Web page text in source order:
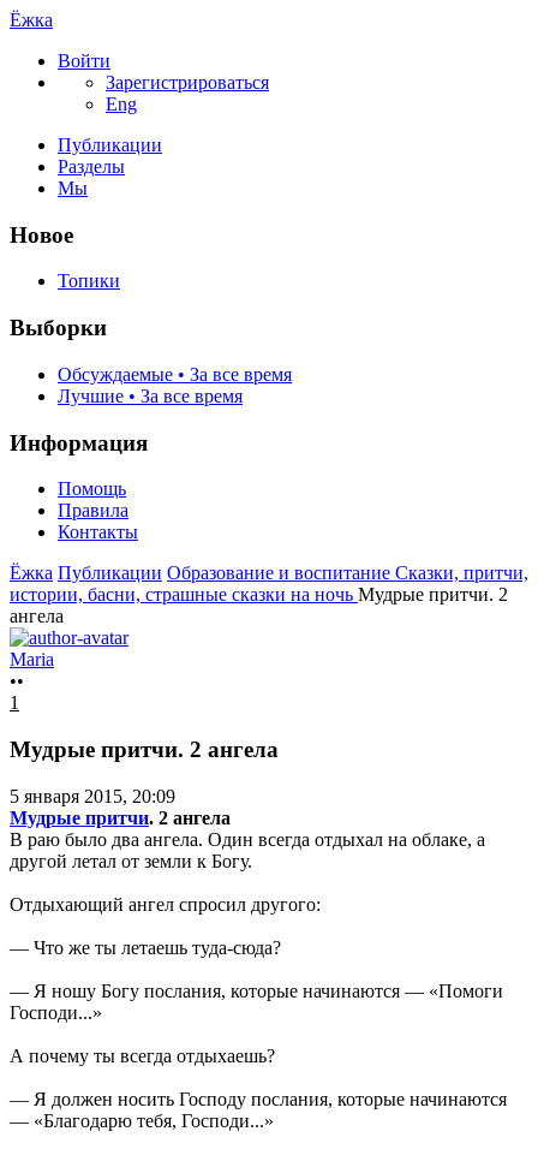
Ёжка
Войти
Зарегистрироваться
Eng
Публикации
Разделы
Мы
Новое
Топики
Выборки
Обсуждаемые • За все время
Лучшие • За все время
Информация
Помощь
Правила
Контакты
Ёжка Публикации Образование и воспитание Сказки, притчи,
истории, басни, страшные сказки на ночь Мудрые притчи. 2
ангела
Maria
••
1
Мудрые притчи. 2 ангела
5 января 2015, 20:09
Мудрые притчи. 2 ангела
В раю было два ангела. Один всегда отдыхал на облаке, а
другой летал от земли к Богу.
Отдыхающий ангел спросил другого:
— Что же ты летаешь туда-сюда?
— Я ношу Богу послания, которые начинаются — «Помоги
Господи...»
А почему ты всегда отдыхаешь?
— Я должен носить Господу послания, которые начинаются
— «Благодарю тебя, Господи...»